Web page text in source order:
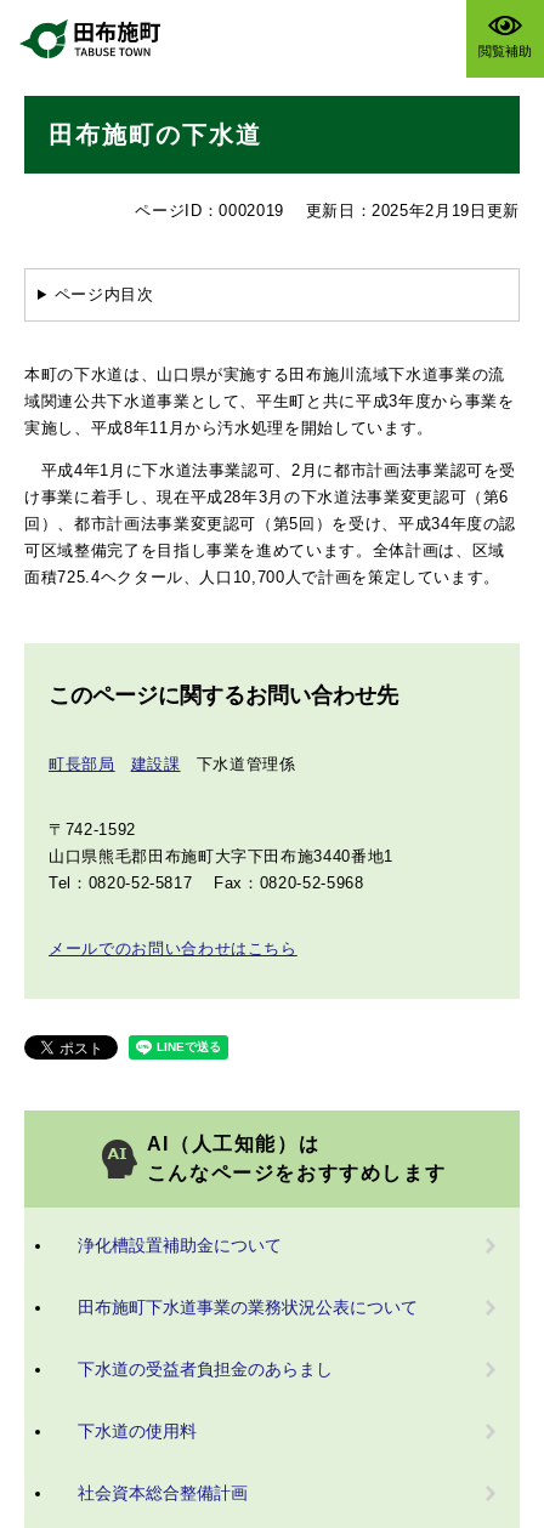
閲覧補助
田布施町の下水道
ページID：0002019 更新日：2025年2月19日更新
ページ内目次
本町の下水道は、山口県が実施する田布施川流域下水道事業の流
域関連公共下水道事業として、平生町と共に平成3年度から事業を
実施し、平成8年11月から汚水処理を開始しています。
平成4年1月に下水道法事業認可、2月に都市計画法事業認可を受
け事業に着手し、現在平成28年3月の下水道法事業変更認可（第6
回）、都市計画法事業変更認可（第5回）を受け、平成34年度の認
可区域整備完了を目指し事業を進めています。全体計画は、区域
面積725.4ヘクタール、人口10,700人で計画を策定しています。
このページに関するお問い合わせ先
町長部局 建設課 下水道管理係
〒742-1592
山口県熊毛郡田布施町大字下田布施3440番地1
Tel：0820-52-5817
Fax：0820-52-5968
メールでのお問い合わせはこちら
AI（人工知能）は
こんなページをおすすめします
浄化槽設置補助金について
田布施町下水道事業の業務状況公表について
下水道の受益者負担金のあらまし
下水道の使用料
社会資本総合整備計画